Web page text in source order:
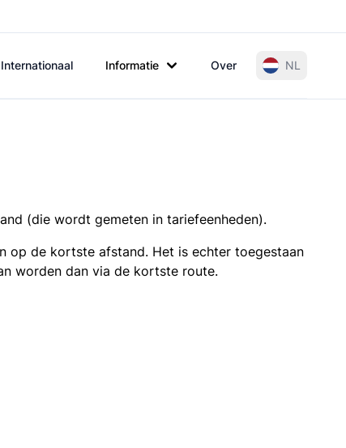
Internationaal Informatie Over NL
(die wordt gemeten in tariefeenheden).
op de kortste afstand. Het is echter toegestaan
worden dan via de kortste route.